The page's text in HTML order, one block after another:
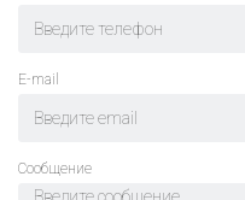
E-mail
Cообщение